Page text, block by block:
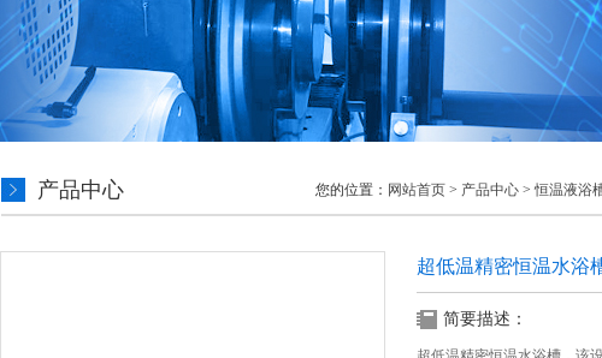
产品中心 您的位置： 网站首页 > 产品中心 >恒温液浴
超低温精密恒温水浴
简要描述：